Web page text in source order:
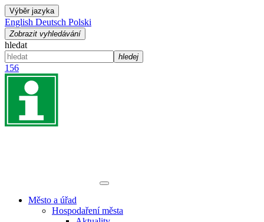
Výběr jazyka
English Deutsch Polski
Zobrazit vyhledávání
hledat
hledej
156
Město a úřad
Hospodaření města